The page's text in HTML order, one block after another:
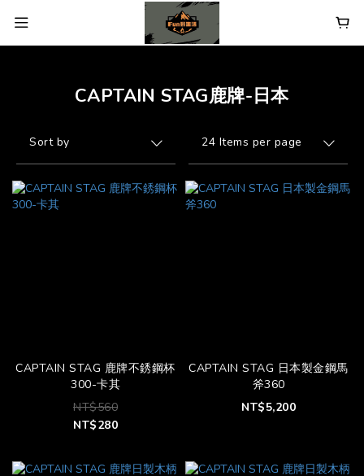
CAPTAIN STAG鹿牌-日本
Sort by 24 Items per page
CAPTAIN STAG 鹿牌不銹鋼杯
300-卡其
NT$560
NT$280
CAPTAIN STAG 日本製金鋼馬
斧360
NT$5,200